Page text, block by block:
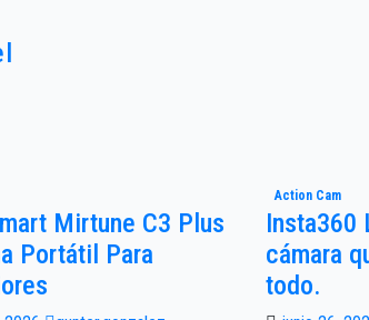
Mirtune C3 Plus
Portátil Para
Action Cam
Insta360
cámara
todo.